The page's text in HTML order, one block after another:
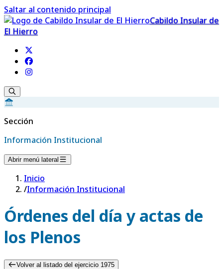
Saltar al contenido principal
Cabildo Insular de
El Hierro
Sección
Información Institucional
Abrir menú lateral
Inicio
/Información Institucional
Órdenes del día y actas de
los Plenos
Volver al listado del ejercicio 1975